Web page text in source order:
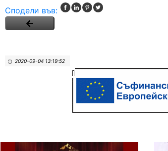
Сподели във:
2020-09-04 13:19:52